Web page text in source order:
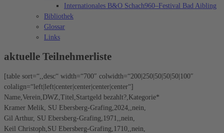
Internationales B&O Schach960–Festival Bad Aibling
Bibliothek
Glossar
Links
aktuelle Teilnehmerliste
[table sort=“,,desc“ width=“700″ colwidth=“200|250|50|50|50|100″
colalign=“left|left|center|center|center|center“]
Name,Verein,DWZ,Titel,Startgeld bezahlt?,Kategorie*
Kramer Melik, SU Ebersberg-Grafing,2024,,nein,
Gil Arthur, SU Ebersberg-Grafing,1971,,nein,
Keil Christoph,SU Ebersberg-Grafing,1710,,nein,